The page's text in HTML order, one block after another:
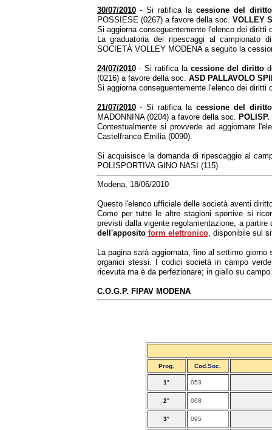
30/07/2010- Si ratifica la cessione del diritto
POSSIESE (0267) a favore della soc. VOLLEY
Si aggiorna conseguentemente l'elenco dei
La graduatoria dei ripescaggi al campionato
SOCIETÀ VOLLEY MODENA a seguito la
24/07/2010- Si ratifica la cessione del diritto
(0216) a favore della soc. ASD PALLAVOLO
Si aggiorna conseguentemente l'elenco dei
21/07/2010- Si ratifica lacessione del diritto
MADONNINA (0204) a favore della soc.
Contestualmente si provvede ad aggiornare
Castelfranco Emilia (0090).
Si acquisisce la domanda di ripescaggio al
POLISPORTIVA GINO NASI (115)
Modena, 18/06/2010
Questo l'elenco ufficiale delle società aventi
Come per tutte le altre stagioni sportive si
previsti dalla vigente regolamentazione, a
dell'apposito form elettronico, disponibile sul
La pagina sarà aggiornata, fino al settimo
organici stessi. I codici società in campo
ricevuta ma è da perfezionare; in giallo su
C.O.G.P. FIPAV MODENA
Prog. Cod.Soc.
1° 053
2° 068
3° 095